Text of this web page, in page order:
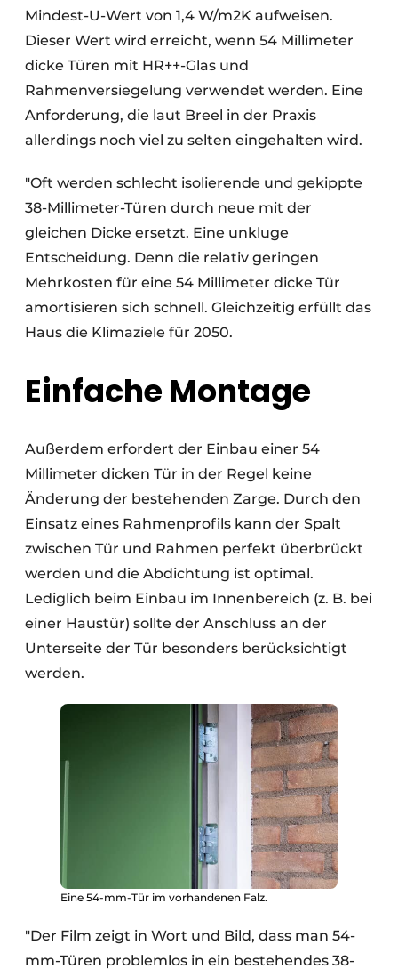
Mindest-U-Wert von 1,4 W/m2K aufweisen.
Dieser Wert wird erreicht, wenn 54 Millimeter
dicke Türen mit HR++-Glas und
Rahmenversiegelung verwendet werden. Eine
Anforderung, die laut Breel in der Praxis
allerdings noch viel zu selten eingehalten wird.
"Oft werden schlecht isolierende und gekippte
38-Millimeter-Türen durch neue mit der
gleichen Dicke ersetzt. Eine unkluge
Entscheidung. Denn die relativ geringen
Mehrkosten für eine 54 Millimeter dicke Tür
amortisieren sich schnell. Gleichzeitig erfüllt das
Haus die Klimaziele für 2050.
Einfache Montage
Außerdem erfordert der Einbau einer 54
Millimeter dicken Tür in der Regel keine
Änderung der bestehenden Zarge. Durch den
Einsatz eines Rahmenprofils kann der Spalt
zwischen Tür und Rahmen perfekt überbrückt
werden und die Abdichtung ist optimal.
Lediglich beim Einbau im Innenbereich (z. B. bei
einer Haustür) sollte der Anschluss an der
Unterseite der Tür besonders berücksichtigt
werden.
Eine 54-mm-Tür im vorhandenen Falz.
"Der Film zeigt in Wort und Bild, dass man 54-
mm-Türen problemlos in ein bestehendes 38-